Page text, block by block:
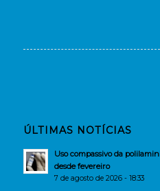
ÚLTIMAS NOTÍCIAS
Uso compassivo da
desde fevereiro
7 de agosto de 2026 - 18:33